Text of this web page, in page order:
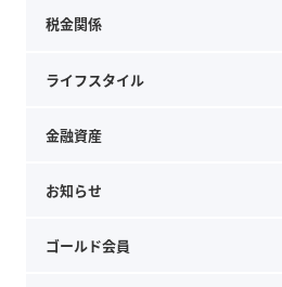
税金関係
ライフスタイル
金融資産
お知らせ
ゴールド会員